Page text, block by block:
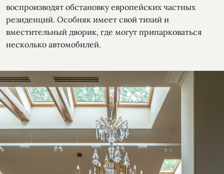
воспроизводят обстановку европейских частных
резиденций. Особняк имеет свой тихий и
вместительный дворик, где могут припарковаться
несколько автомобилей.